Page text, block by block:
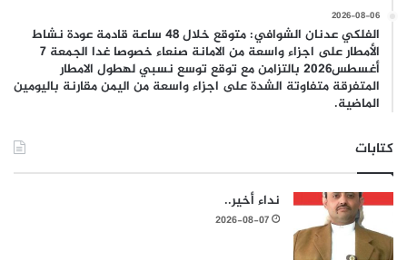
2026-08-06
الفلكي عدنان الشوافي: متوقع خلال 48 ساعة قادمة عودة نشاط
الأمطار على اجزاء واسعة من الامانة صنعاء خصوصا غدا الجمعة 7
أغسطس2026 بالتزامن مع توقع توسع نسبي لهطول الامطار
المتفرقة متفاوتة الشدة على اجزاء واسعة من اليمن مقارنة باليومين
الماضية.
كتابات
نداء أخير..
2026-08-07